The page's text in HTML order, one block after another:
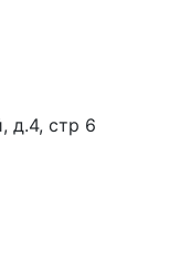
д.4, стр 6